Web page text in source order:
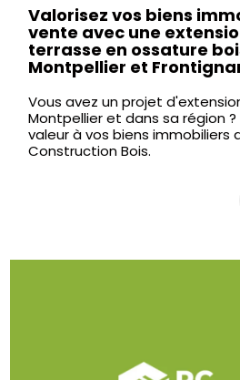
Valorisez vos biens
vente avec une
terrasse en ossature
Montpellier et
Vous avez un projet
Montpellier et dans sa région
valeur à vos biens immobiliers
Construction Bois.